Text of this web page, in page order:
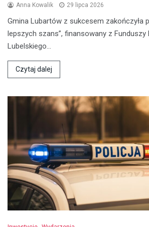
Anna Kowalik 29 lipca 2026
Gmina Lubartów z sukcesem zakończyła
lepszych szans”, finansowany z Funduszy
Lubelskiego…
Czytaj dalej